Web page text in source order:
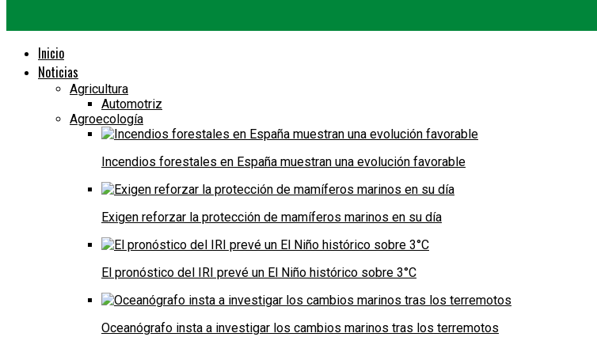
Inicio
Noticias
Agricultura
Automotriz
Agroecología
Incendios forestales en España muestran una evolución favorable
Exigen reforzar la protección de mamíferos marinos en su día
El pronóstico del IRI prevé un El Niño histórico sobre 3°C
Oceanógrafo insta a investigar los cambios marinos tras los terremotos